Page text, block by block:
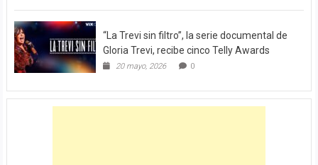
“La Trevi sin filtro”, la serie documental de
Gloria Trevi, recibe cinco Telly Awards
20 mayo, 2026 0